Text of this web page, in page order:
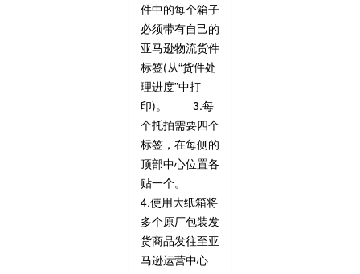
件中的每个箱子
必须带有自己的
亚马逊物流货件
标签(从“货件处
理进度”中打
印)。 3.每
个托拍需要四个
标签，在每侧的
顶部中心位置各
贴一个。
4.使用大纸箱将
多个原厂包装发
货商品发往至亚
马逊运营中心